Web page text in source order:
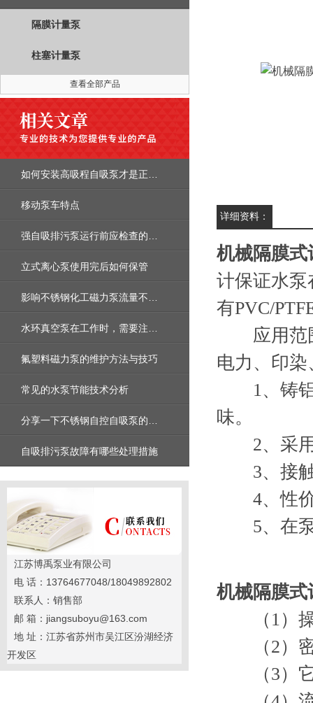
隔膜计量泵
柱塞计量泵
查看全部产品
如何安装高吸程自吸泵才是正确的？
移动泵车特点
强自吸排污泵运行前应检查的配件及注意事项
立式离心泵使用完后如何保管
影响不锈钢化工磁力泵流量不足是什么原因
水环真空泵在工作时，需要注意的几个方面
氟塑料磁力泵的维护方法与技巧
常见的水泵节能技术分析
分享一下不锈钢自控自吸泵的正确安装方法
自吸排污泵故障有哪些处理措施
江苏博禹泵业有限公司
电 话：13764677048/18049892802
联系人：销售部
邮 箱：jiangsuboyu@163.com
地 址：江苏省苏州市吴江区汾湖经济
开发区
详细资料：
机械隔膜式
计保证水
有PVC/
应用范围
电力、印
1、铸铝
味。
2、采用
3、接触
4、性价
5、在泵
机械隔膜式
（1）操
（2）密
（3）它